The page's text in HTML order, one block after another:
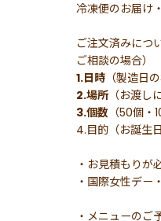
冷凍便のお届け
ご注文済みにつ
ご相談の場合）
1.日時 （製造日
2.場所（お渡し
3.個数 （50個
4.目的（お誕生
・お見積もりが
・国際女性デー
・メニューのご